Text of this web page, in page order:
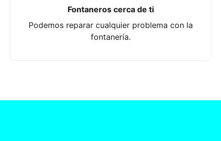
Fontaneros cerca de ti
Podemos reparar cualquier problema con la
fontanería.